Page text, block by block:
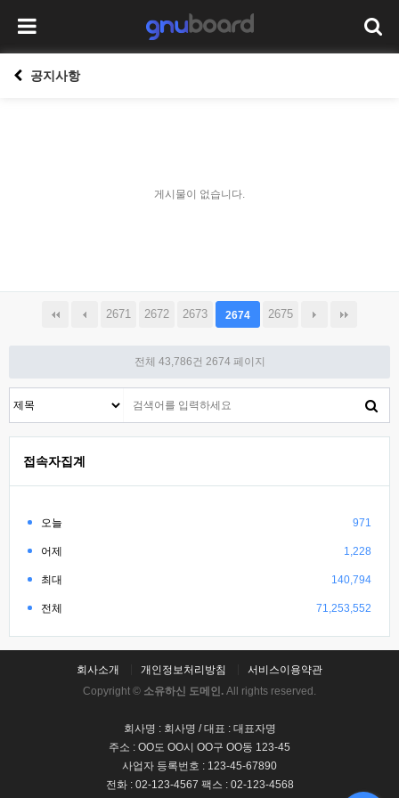
공지사항
게시물이 없습니다.
2671 2672 2673 2674 2675
전체 43,786건 2674 페이지
접속자집계
오늘 971
어제 1,228
최대 140,794
전체 71,253,552
회사소개 개인정보처리방침
서비스이용약관
Copyright © 소유하신 도메인. All rights reserved.
회사명 : 회사명 / 대표 : 대표자명
주소 : OO도 OO시 OO구 OO동 123-45
사업자 등록번호 : 123-45-67890
전화 : 02-123-4567 팩스 : 02-123-4568